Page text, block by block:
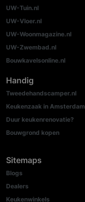
UW-Tuin.nl
UW-Vloer.nl
UW-Woonmagazine.nl
UW-Zwembad.nl
Bouwkavelsonline.nl
Handig
Tweedehandscamper.nl
Keukenzaak in Amsterdam
Duur keukenrenovatie?
Bouwgrond kopen
Sitemaps
Blogs
Dealers
Keukenwinkels